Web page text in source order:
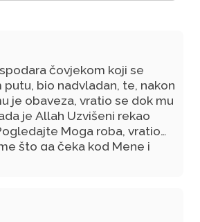
čovjekom koji se
bio nadvladan, te, nakon
je obaveza, vratio se dok mu
je Allah Uzvišeni rekao
Moga roba, vratio
što ga čeka kod Mene i
ga čeka kod Mene, sve